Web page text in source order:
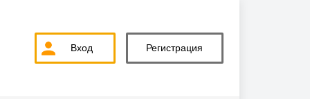
Вход Регистрация